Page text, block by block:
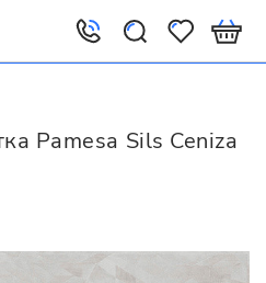
Pamesa Sils Ceniza